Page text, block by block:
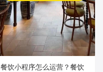
餐饮小程序怎么运营？餐饮